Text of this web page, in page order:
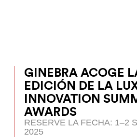
GINEBRA ACOGE
EDICIÓN DE LA
INNOVATION
AWARDS
RESERVE LA FECHA: 1–2
2025